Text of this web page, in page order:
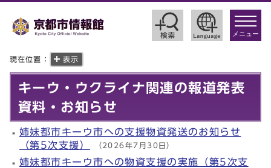
toggle
メニュー
現在位置： 表示
キーウ・ウクライナ関連の報道発表
資料・お知らせ
姉妹都市キーウ市への支援物資発送のお知らせ
（第5次支援） （2026年7月30日）
姉妹都市キーウ市への物資支援の実施（第5次支